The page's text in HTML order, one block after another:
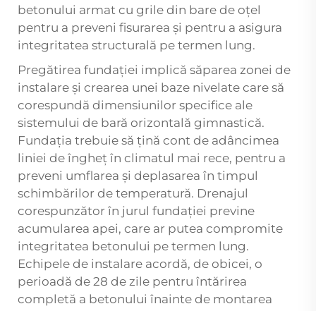
betonului armat cu grile din bare de oțel
pentru a preveni fisurarea și pentru a asigura
integritatea structurală pe termen lung.
Pregătirea fundației implică săparea zonei de
instalare și crearea unei baze nivelate care să
corespundă dimensiunilor specifice ale
sistemului de bară orizontală gimnastică.
Fundația trebuie să țină cont de adâncimea
liniei de îngheț în climatul mai rece, pentru a
preveni umflarea și deplasarea în timpul
schimbărilor de temperatură. Drenajul
corespunzător în jurul fundației previne
acumularea apei, care ar putea compromite
integritatea betonului pe termen lung.
Echipele de instalare acordă, de obicei, o
perioadă de 28 de zile pentru întărirea
completă a betonului înainte de montarea